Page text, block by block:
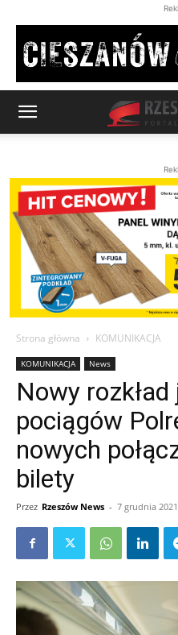
Strona główna KOMUNIKACJA
KOMUNIKACJA News
Nowy rozkład
pociągów
nowych
bilety
Przez Rzeszów News - 7 grudnia